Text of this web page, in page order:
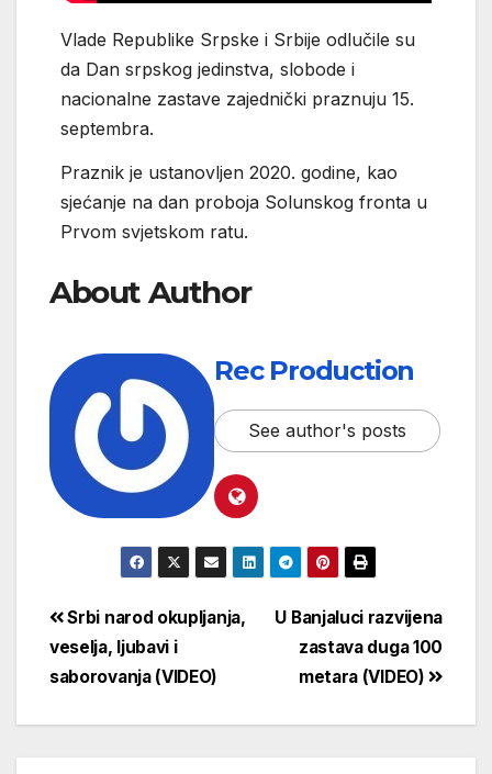
Vlade Republike Srpske i Srbije odlučile su
da Dan srpskog jedinstva, slobode i
nacionalne zastave zajednički praznuju 15.
septembra.
Praznik je ustanovljen 2020. godine, kao
sjećanje na dan proboja Solunskog fronta u
Prvom svjetskom ratu.
About Author
Rec Production
See author's posts
U Banjaluci razvijena
zastava duga 100
metara (VIDEO)
Srbi narod okupljanja,
veselja, ljubavi i
saborovanja (VIDEO)